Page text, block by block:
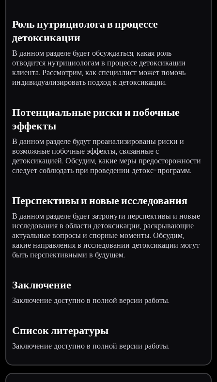
Роль нутрициолога в процессе
детоксикации
В данном разделе будет обсуждаться, какая роль
отводится нутрициологам в процессе детоксикации
клиента. Рассмотрим, как специалист может помочь
индивидуализировать подход к детоксикации.
Потенциальные риски и побочные
эффекты
В данном разделе будут проанализированы риски и
возможные побочные эффекты, связанные с
детоксикацией. Обсудим, какие меры предосторожности
следует соблюдать при проведении детокс-программ.
Перспективы и новые исследования
В данном разделе будет затронути перспективы и новые
исследования в области детоксикации, раскрывающие
актуальные вопросы и спорные моменты. Обсудим,
какие направления в исследовании детоксикации могут
быть перспективными в будущем.
Заключение
Заключение доступно в полной версии работы.
Список литературы
Заключение доступно в полной версии работы.